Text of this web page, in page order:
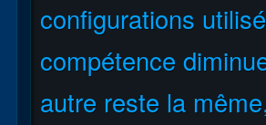
configurations
compétence
autre reste la